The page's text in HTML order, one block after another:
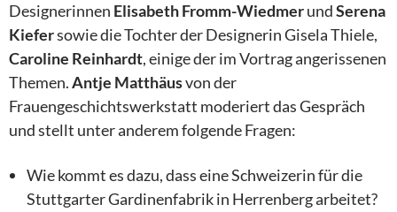
Designerinnen Elisabeth Fromm-WiedmerundSerena
Kiefersowie die Tochter der Designerin Gisela Thiele,
Caroline Reinhardt, einige der im Vortrag angerissenen
Themen.Antje Matthäusvon der
Frauengeschichtswerkstatt moderiert das Gespräch
und stellt unter anderem folgende Fragen:
Wie kommt es dazu, dass eine Schweizerin für die
Stuttgarter Gardinenfabrik in Herrenberg arbeitet?